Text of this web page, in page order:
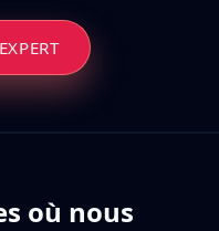
où nous